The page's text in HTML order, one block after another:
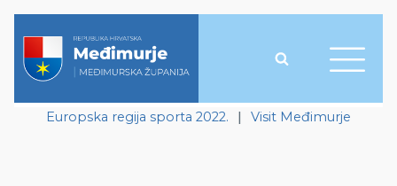
Europska regija sporta 2022. | Visit Međimurje